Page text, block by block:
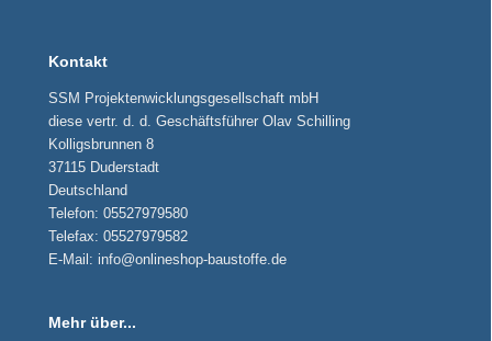
Kontakt
SSM Projektenwicklungsgesellschaft mbH
diese vertr. d. d. Geschäftsführer Olav Schilling
Kolligsbrunnen 8
37115 Duderstadt
Deutschland
Telefon: 05527979580
Telefax: 05527979582
E-Mail: info@onlineshop-baustoffe.de
Mehr über...